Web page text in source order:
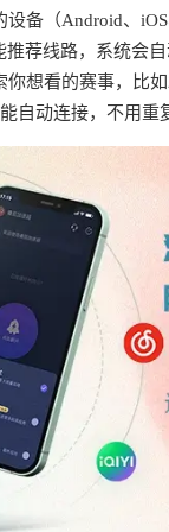
备（Android、
荐线路，系统会
想看的赛事，比
自动连接，不用重